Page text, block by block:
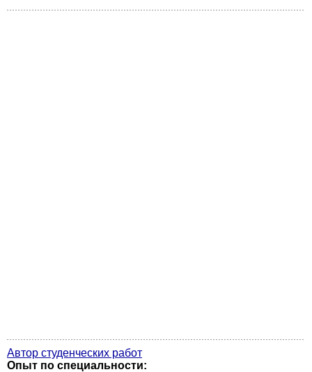
Автор студенческих работ
Опыт по специальности: